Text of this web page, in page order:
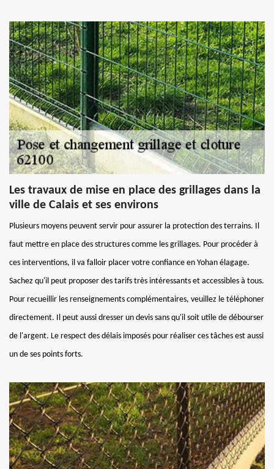
Les travaux de mise en place des grillages dans la
ville de Calais et ses environs
Plusieurs moyens peuvent servir pour assurer la protection des terrains. Il
faut mettre en place des structures comme les grillages. Pour procéder à
ces interventions, il va falloir placer votre confiance en Yohan élagage.
Sachez qu'il peut proposer des tarifs très intéressants et accessibles à tous.
Pour recueillir les renseignements complémentaires, veuillez le téléphoner
directement. Il peut aussi dresser un devis sans qu'il soit utile de débourser
de l'argent. Le respect des délais imposés pour réaliser ces tâches est aussi
un de ses points forts.